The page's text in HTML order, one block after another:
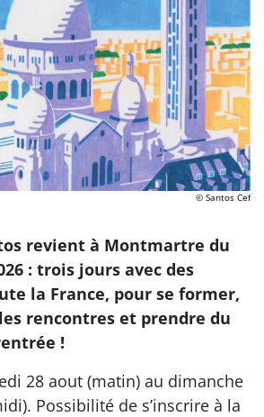
© Santos Cef
revient à Montmartre du
: trois jours avec des
la France, pour se former,
rencontres et prendre du
!
28 aout (matin) au dimanche
Possibilité de s’inscrire à la